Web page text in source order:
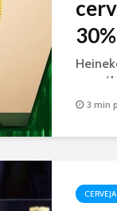
com
3 min
CERVEJA